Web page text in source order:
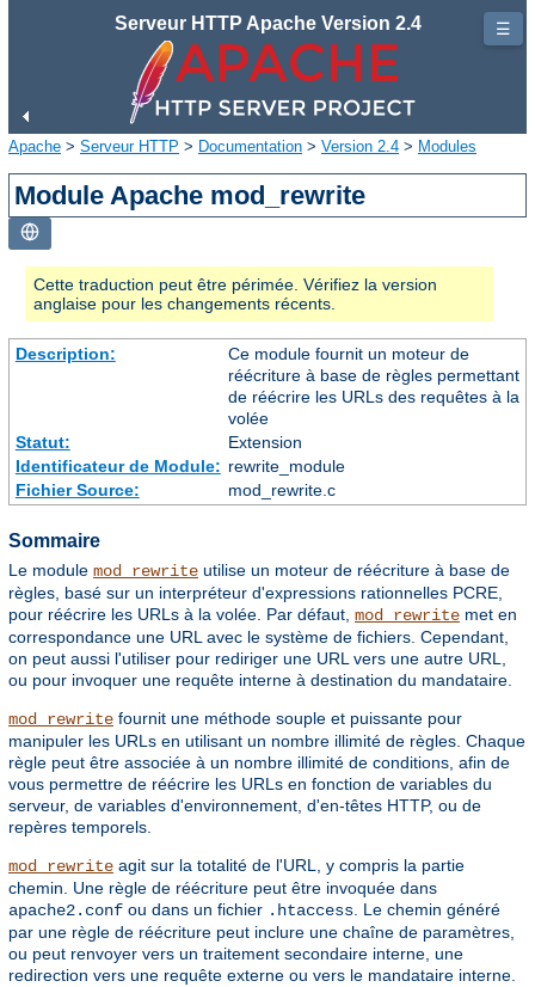
Serveur HTTP Apache Version 2.4
Apache > Serveur HTTP > Documentation > Version 2.4 > Modules
Module Apache mod_rewrite
Cette traduction peut être périmée. Vérifiez la version
anglaise pour les changements récents.
Description:
Ce module fournit un moteur de
réécriture à base de règles permettant
de réécrire les URLs des requêtes à la
volée
Statut:
Extension
Identificateur de Module: rewrite_module
Fichier Source:
mod_rewrite.c
Sommaire
Le module mod_rewrite utilise un moteur de réécriture à base de
règles, basé sur un interpréteur d'expressions rationnelles PCRE,
pour réécrire les URLs à la volée. Par défaut, mod_rewrite met en
correspondance une URL avec le système de fichiers. Cependant,
on peut aussi l'utiliser pour rediriger une URL vers une autre URL,
ou pour invoquer une requête interne à destination du mandataire.
mod_rewrite fournit une méthode souple et puissante pour
manipuler les URLs en utilisant un nombre illimité de règles. Chaque
règle peut être associée à un nombre illimité de conditions, afin de
vous permettre de réécrire les URLs en fonction de variables du
serveur, de variables d'environnement, d'en-têtes HTTP, ou de
repères temporels.
mod_rewrite agit sur la totalité de l'URL, y compris la partie
chemin. Une règle de réécriture peut être invoquée dans
apache2.conf ou dans un fichier .htaccess . Le chemin généré
par une règle de réécriture peut inclure une chaîne de paramètres,
ou peut renvoyer vers un traitement secondaire interne, une
redirection vers une requête externe ou vers le mandataire interne.
☰